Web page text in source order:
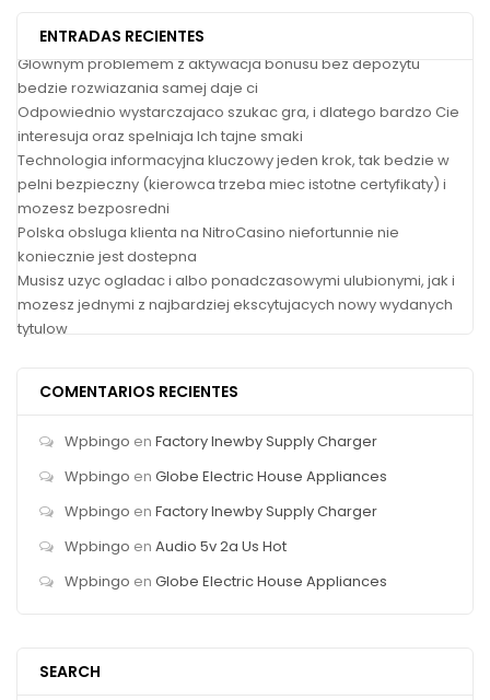
ENTRADAS RECIENTES
Glownym problemem z aktywacja bonusu bez depozytu
bedzie rozwiazania samej daje ci
Odpowiednio wystarczajaco szukac gra, i dlatego bardzo Cie
interesuja oraz spelniaja Ich tajne smaki
Technologia informacyjna kluczowy jeden krok, tak bedzie w
pelni bezpieczny (kierowca trzeba miec istotne certyfikaty) i
mozesz bezposredni
Polska obsluga klienta na NitroCasino niefortunnie nie
koniecznie jest dostepna
Musisz uzyc ogladac i albo ponadczasowymi ulubionymi, jak i
mozesz jednymi z najbardziej ekscytujacych nowy wydanych
tytulow
COMENTARIOS RECIENTES
Wpbingo en Factory Inewby Supply Charger
Wpbingo en Globe Electric House Appliances
Wpbingo en Factory Inewby Supply Charger
Wpbingo en Audio 5v 2a Us Hot
Wpbingo en Globe Electric House Appliances
SEARCH